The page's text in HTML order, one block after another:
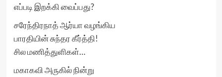
எப்படி இறக்கி வைப்பது?
சரேந்திரநாத் ஆர்யா வழங்கிய
பாரதியின் சுந்தர கீர்த்தி!
சில மணித்துளிகள்…
மகாகவி அருகில் நின்று